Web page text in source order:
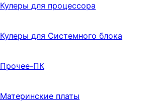
Кулеры для процессора
Кулеры для Системного блока
Прочее-ПК
Материнские платы